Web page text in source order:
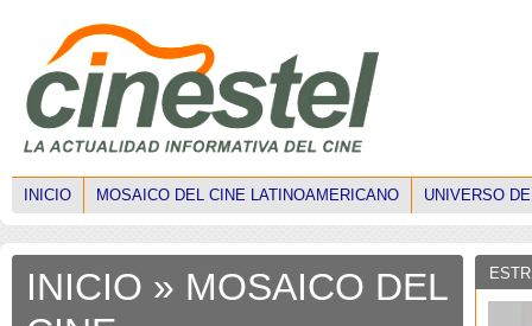
INICIO MOSAICO DEL CINE LATINOAMERICANO UNIVERSO
INICIO » MOSAICO DEL